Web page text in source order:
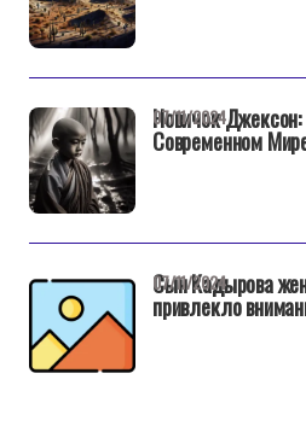
Новичок Джексон:
Современном
07/11/2024
Сын Кадырова
привлекло
07/11/2024